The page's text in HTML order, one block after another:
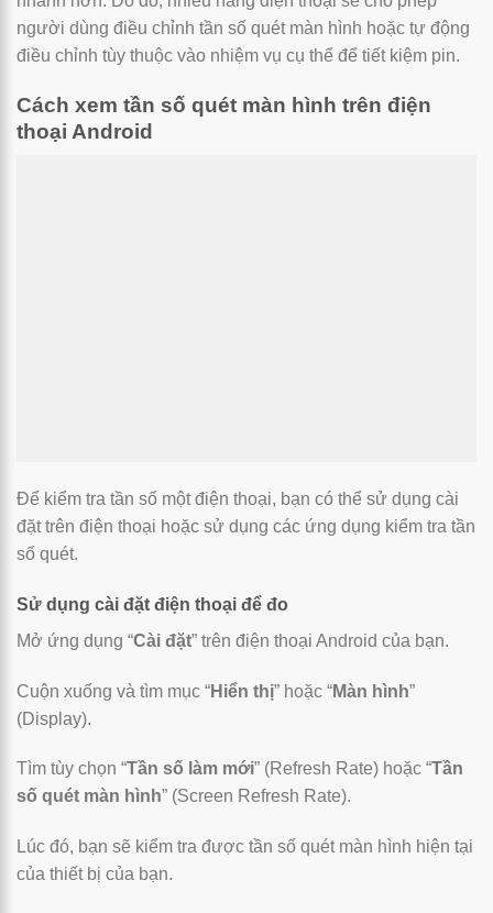
người dùng điều chỉnh tần số quét màn hình hoặc tự động
điều chỉnh tùy thuộc vào nhiệm vụ cụ thể để tiết kiệm pin.
Cách xem tần số quét màn hình trên điện
thoại Android
Để kiểm tra tần số một điện thoại, bạn có thể sử dụng cài
đặt trên điện thoại hoặc sử dụng các ứng dụng kiểm tra tần
số quét.
Sử dụng cài đặt điện thoại để đo
Mở ứng dụng “Cài đặt” trên điện thoại Android của bạn.
Cuộn xuống và tìm mục “Hiển thị” hoặc “Màn hình”
(Display).
Tìm tùy chọn “Tần số làm mới” (Refresh Rate) hoặc “Tần
số quét màn hình” (Screen Refresh Rate).
Lúc đó, bạn sẽ kiểm tra được tần số quét màn hình hiện tại
của thiết bị của bạn.